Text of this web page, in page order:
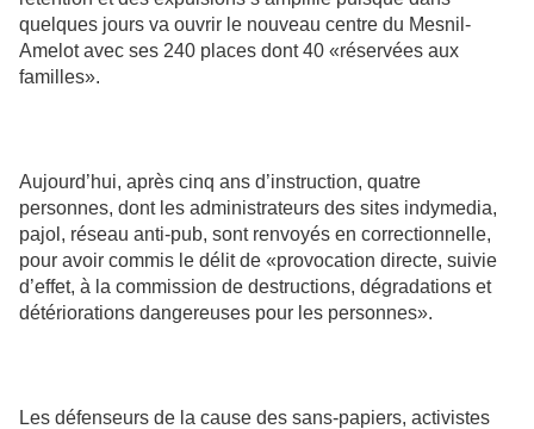
quelques jours va ouvrir le nouveau centre du Mesnil-
Amelot avec ses 240 places dont 40 «réservées aux
familles».
Aujourd’hui, après cinq ans d’instruction, quatre
personnes, dont les administrateurs des sites indymedia,
pajol, réseau anti-pub, sont renvoyés en correctionnelle,
pour avoir commis le délit de «provocation directe, suivie
d’effet, à la commission de destructions, dégradations et
détériorations dangereuses pour les personnes».
Les défenseurs de la cause des sans-papiers, activistes